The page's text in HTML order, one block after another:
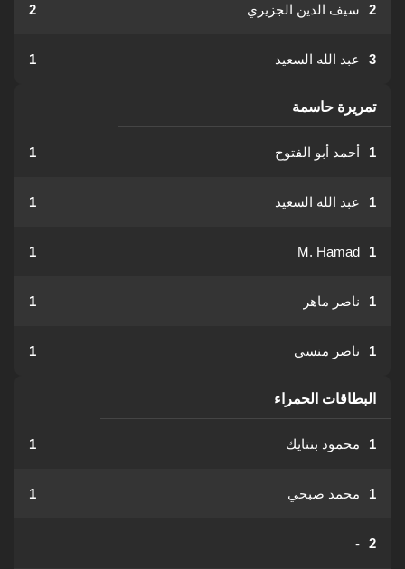
2 سيف الدين الجزيري 2
3 عبد الله السعيد 1
تمريرة حاسمة
1 أحمد أبو الفتوح 1
1 عبد الله السعيد 1
1
M. Hamad
1
1 ناصر ماهر 1
1 ناصر منسي 1
البطاقات الحمراء
1 محمود بنتايك 1
1 محمد صبحي 1
2
-